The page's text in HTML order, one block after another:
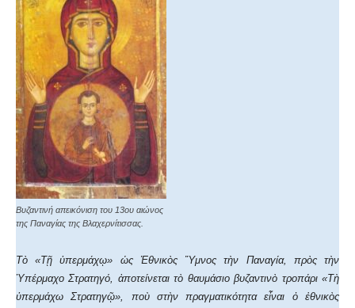
Βυζαντινή απεικόνιση του 13ου αιώνος
της Παναγίας της Βλαχερνίτισσας.
Τὸ «Τῇ ὑπερμάχῳ» ὡς Ἐθνικὸς Ὕμνος τὴν Παναγία, πρὸς τὴν
Ὑπέρμαχο Στρατηγό, ἀποτείνεται τὸ θαυμάσιο βυζαντινὸ τροπάρι «Τὴ
ὑπερμάχω Στρατηγῷ», ποὺ στὴν πραγματικότητα εἶναι ὁ ἐθνικὸς